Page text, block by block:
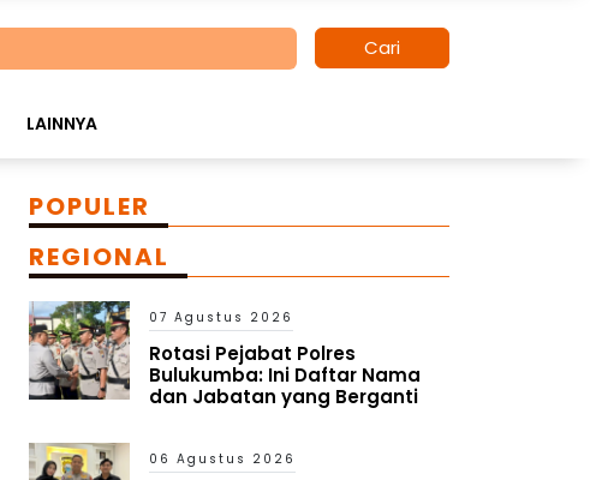
Cari
LAINNYA
POPULER
REGIONAL
07 Agustus 2026
Rotasi Pejabat Polres
Bulukumba: Ini Daftar Nama
dan Jabatan yang Berganti
06 Agustus 2026